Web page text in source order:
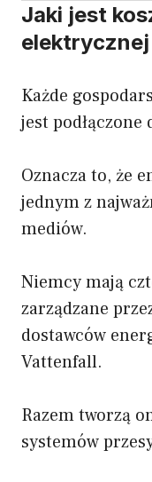
Jaki jest
Każde
jest
Oznacza to, że
jednym z
mediów.
Niemcy mają
zarządzane
dostawców
Vattenfall.
Razem tworzą
systemów